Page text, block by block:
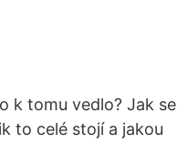
k tomu vedlo? Jak se
to celé stojí a jakou